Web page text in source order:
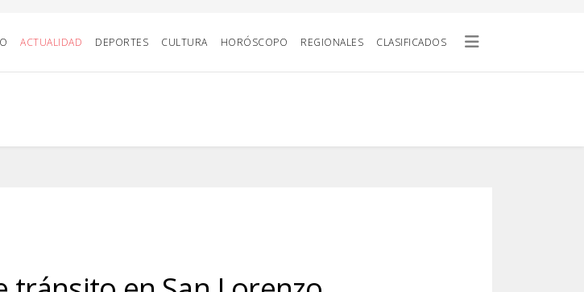
ACTUALIDAD DEPORTES CULTURA HORÓSCOPO REGIONALES CLASIFICADOS